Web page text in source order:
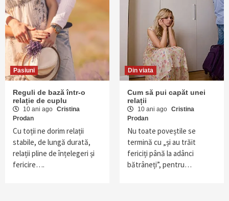
Pasiuni
Reguli de bază într-o
relație de cuplu
10 ani ago Cristina
Prodan
Cu toții ne dorim relații
stabile, de lungă durată,
relații pline de înțelegeri și
fericire….
Din viata
Cum să pui capăt unei
relații
10 ani ago Cristina
Prodan
Nu toate poveștile se
termină cu „și au trăit
fericiți până la adânci
bătrâneți”, pentru…